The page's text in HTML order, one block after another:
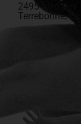
2495 blvd des
Terrebonne,